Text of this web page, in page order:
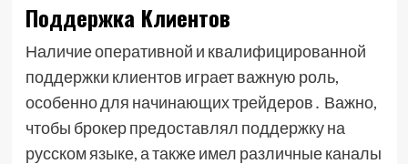
Поддержка Клиентов
Наличие оперативной и квалифицированной
поддержки клиентов играет важную роль,
особенно для начинающих трейдеров․ Важно,
чтобы брокер предоставлял поддержку на
русском языке, а также имел различные каналы